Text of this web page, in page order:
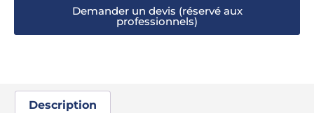
Demander un devis (réservé aux
professionnels)
Description